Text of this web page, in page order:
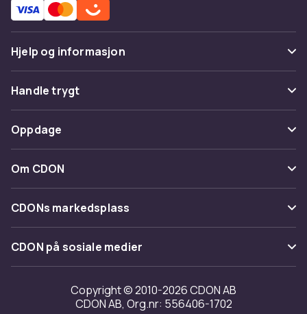
Hjelp og informasjon
Vanlige spørsmål
Spor pakke
Angre & returner her
Kontakt oss
Handle trygt
Betaling
Levering
Tilbakekallinger
Oppdage
Kategorier
Varemerker
Om CDON
Om oss
Kundeanmeldelser
Jobbe på CDON
Investor relations
CDONs markedsplass
Merchant Help Center
CDON på sosiale medier
Copyright © 2010-2026 CDON AB
CDON AB, Org.nr: 556406-1702